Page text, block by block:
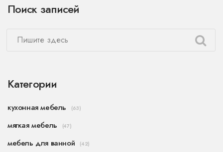
показатель качества. Разберём популярные
Поиск записей
Категории
кухонная мебель (63)
мягкая мебель (47)
мебель для ванной (42)